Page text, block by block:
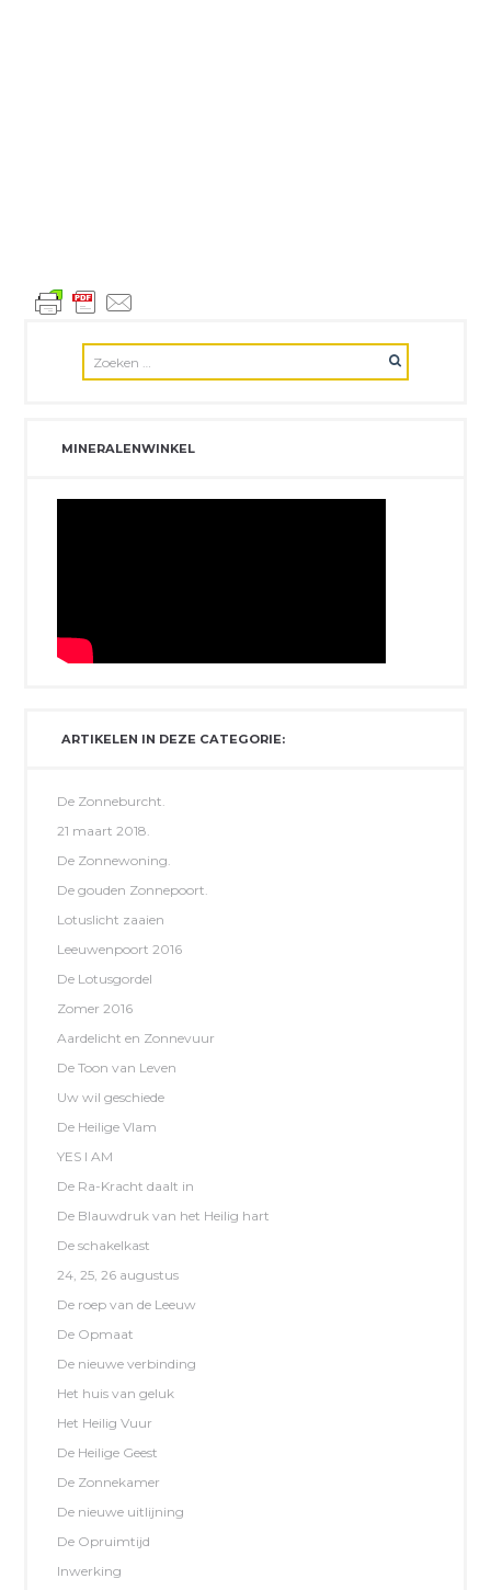
MINERALENWINKEL
ARTIKELEN IN DEZE CATEGORIE:
De Zonneburcht.
21 maart 2018.
De Zonnewoning.
De gouden Zonnepoort.
Lotuslicht zaaien
Leeuwenpoort 2016
De Lotusgordel
Zomer 2016
Aardelicht en Zonnevuur
De Toon van Leven
Uw wil geschiede
De Heilige Vlam
YES I AM
De Ra-Kracht daalt in
De Blauwdruk van het Heilig hart
De schakelkast
24, 25, 26 augustus
De roep van de Leeuw
De Opmaat
De nieuwe verbinding
Het huis van geluk
Het Heilig Vuur
De Heilige Geest
De Zonnekamer
De nieuwe uitlijning
De Opruimtijd
Inwerking